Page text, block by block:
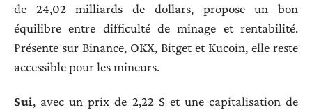
de 24,02 milliards de dollars, propose un bon
équilibre entre difficulté de minage et rentabilité.
Présente sur Binance, OKX, Bitget et Kucoin, elle reste
accessible pour les mineurs.
Sui, avec un prix de 2,22 $ et une capitalisation de